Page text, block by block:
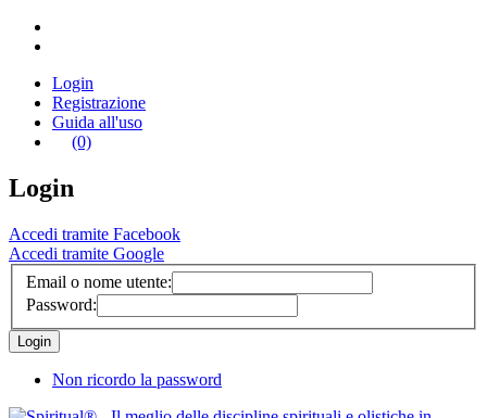
Login
Registrazione
Guida all'uso
(0)
Login
Accedi tramite Facebook
Accedi tramite Google
Email o nome utente:
Password:
Non ricordo la password